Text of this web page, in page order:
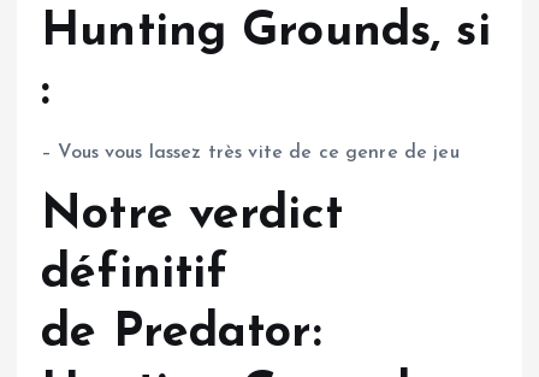
Hunting Grounds, si
:
– Vous vous lassez très vite de ce genre de jeu
Notre verdict
définitif
de Predator: